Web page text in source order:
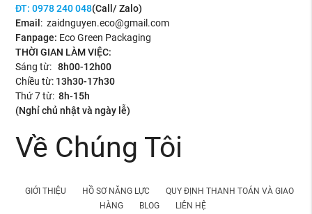
ĐT:0978 240 048(Call/ Zalo)
Email : zaidnguyen.eco@gmail.com
Fanpage: Eco Green Packaging
THỜI GIAN LÀM VIỆC:
Sáng từ:8h00-12h00
Chiều từ: 13h30-17h30
Thứ 7 từ:8h-15h
(Nghỉ chủ nhật và ngày lễ)
Về Chúng Tôi
GIỚI THIỆU HỒ SƠ NĂNG LỰC
QUY ĐỊNH THANH TOÁN VÀ GIAO
HÀNG
BLOG LIÊN HỆ